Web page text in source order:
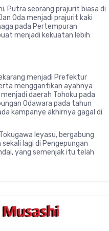
Putra seorang prajurit biasa di
Oda menjadi prajurit kaki
pada Pertempuran
menjadi kekuatan lebih
menjadi Prefektur
menggantikan ayahnya
daerah Tohoku pada
Odawara pada tahun
kampanye akhirnya gagal di
Ieyasu, bergabung
lagi di Pengepungan
yang semenjak itu telah